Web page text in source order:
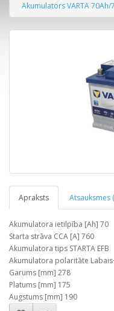
Akumulators VARTA 70Ah/
Apraksts Atsauksmes
Akumulatora ietilpība [Ah] 70
Starta strāva CCA [A] 760
Akumulatora tips STARTA EFB
Akumulatora polaritāte
Garums [mm] 278
Platums [mm] 175
Augstums [mm] 190